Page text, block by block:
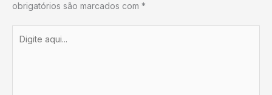
obrigatórios são marcados com *
aqui...